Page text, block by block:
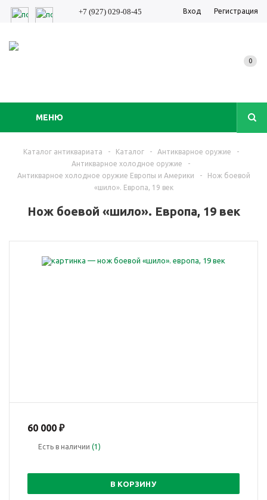
+7 (927) 029-08-45 Вход Регистрация
МЕНЮ
0
Каталог антиквариата - Каталог - Антикварное оружие
-
Антикварное холодное оружие
-
Антикварное холодное оружие Европы и Америки
-
Нож боевой
«шило». Европа, 19 век
Нож боевой «шило». Европа, 19 век
60 000 ₽
Есть в наличии (1)
В КОРЗИНУ